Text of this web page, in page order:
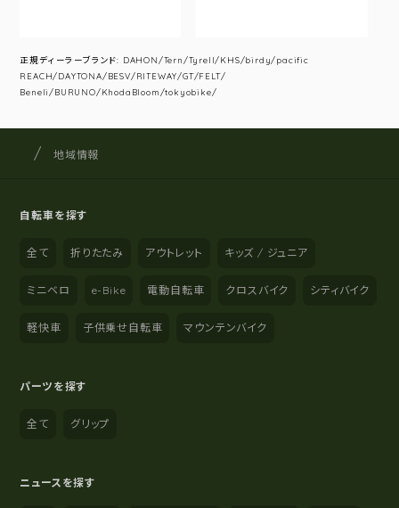
正規ディーラーブランド: DAHON/Tern/Tyrell/KHS/birdy/pacific
REACH/DAYTONA/BESV/RITEWAY/GT/FELT/
Beneli/BURUNO/KhodaBloom/tokyobike/
サイト内の現在地
サイクルショップナカゴヤ
地域情報
自転車を探す
全て 折りたたみ アウトレット キッズ / ジュニア
ミニベロ e-Bike 電動自転車 クロスバイク シティバイク
軽快車 子供乗せ自転車 マウンテンバイク
パーツを探す
全て グリップ
ニュースを探す